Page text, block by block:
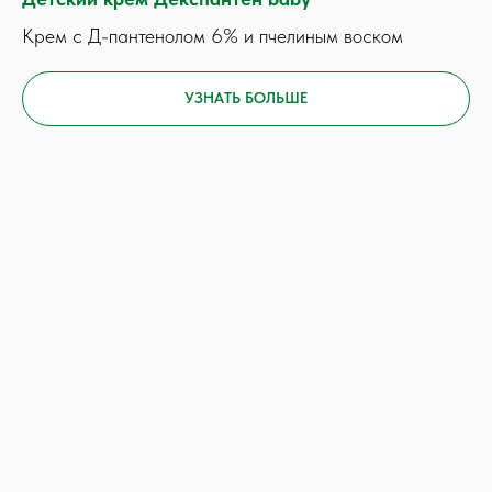
Крем с Д-пантенолом 6% и пчелиным воском
УЗНАТЬ БОЛЬШЕ